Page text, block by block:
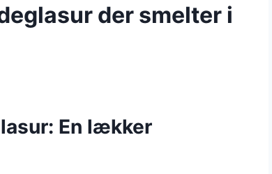
der smelter i
En lækker